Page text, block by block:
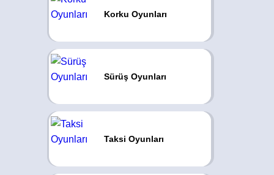
Korku Oyunları
Sürüş Oyunları
Taksi Oyunları